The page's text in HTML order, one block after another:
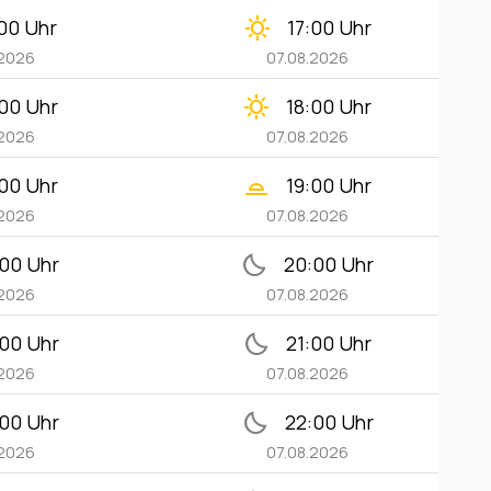
Uhr clear_day 17:00 Uhr
07.08.2026
Uhr clear_day 18:00 Uhr
07.08.2026
Uhr wb_twilight_2 19:00 Uhr
07.08.2026
Uhr bedtime 20:00 Uhr
07.08.2026
Uhr bedtime 21:00 Uhr
07.08.2026
Uhr bedtime 22:00 Uhr
07.08.2026